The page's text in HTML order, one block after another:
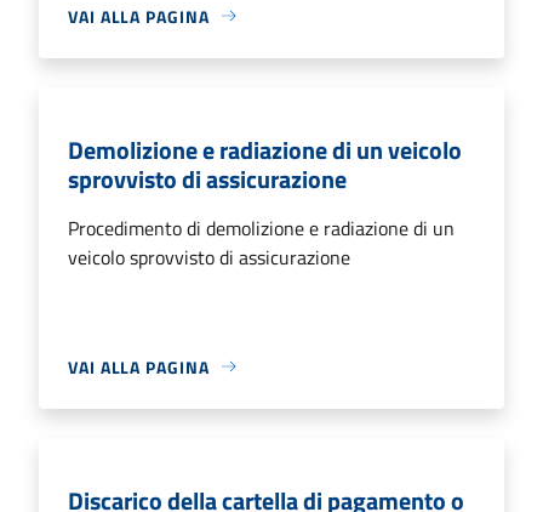
VAI ALLA PAGINA
Demolizione e radiazione di un veicolo
sprovvisto di assicurazione
Procedimento di demolizione e radiazione di un
veicolo sprovvisto di assicurazione
VAI ALLA PAGINA
Discarico della cartella di pagamento o